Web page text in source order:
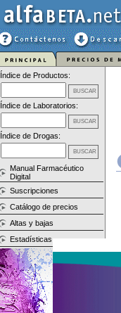
Índice de Productos:
Índice de Laboratorios:
Índice de Drogas:
Manual Farmacéutico
Digital
Suscripciones
Catálogo de precios
Altas y bajas
Estadísticas